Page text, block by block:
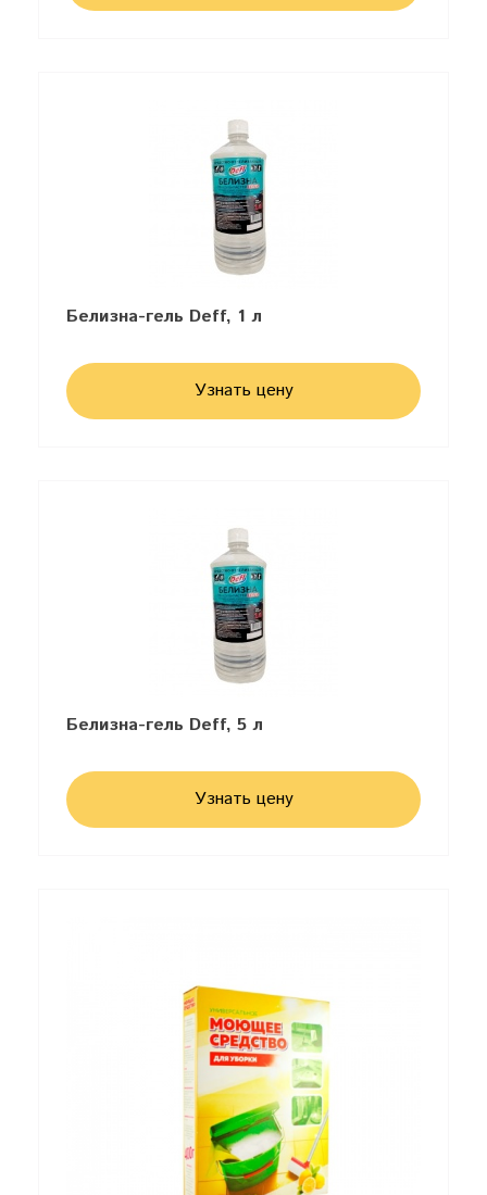
Белизна-гель Deff, 1 л
Узнать цену
Белизна-гель Deff, 5 л
Узнать цену